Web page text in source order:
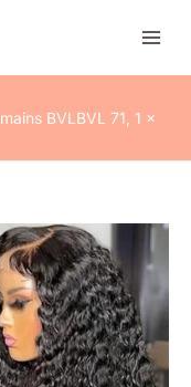
BVLBVL 71, 1 x